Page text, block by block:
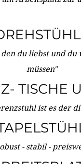
du liebst und
müssen"
TISCHE
ist es der
- stabil -